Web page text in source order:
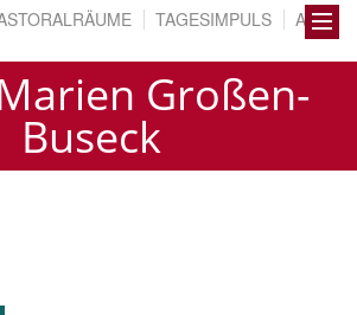
TAGESIMPULS
A BIS
Großen-
Buseck